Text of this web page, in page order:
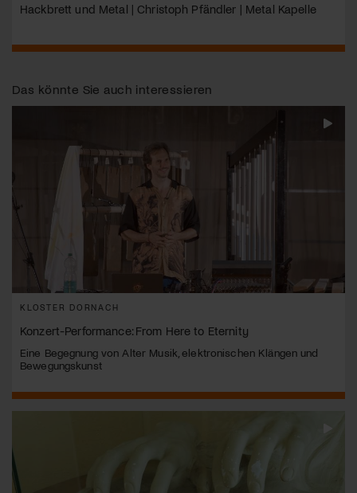
Hackbrett und Metal | Christoph Pfändler | Metal Kapelle
Das könnte Sie auch interessieren
KLOSTER DORNACH
Konzert-Performance: From Here to Eternity
Eine Begegnung von Alter Musik, elektronischen Klängen und
Bewegungskunst